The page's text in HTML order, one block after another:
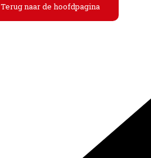
Terug naar de hoofdpagina